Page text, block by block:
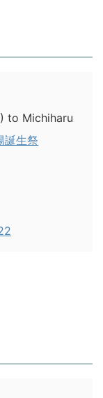
to Michiharu
誕生祭